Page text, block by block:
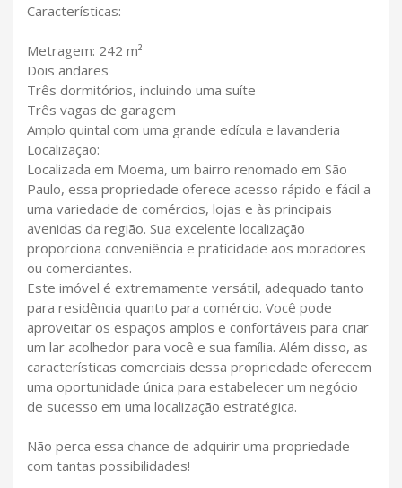
Características:
Metragem: 242 m²
Dois andares
Três dormitórios, incluindo uma suíte
Três vagas de garagem
Amplo quintal com uma grande edícula e lavanderia
Localização:
Localizada em Moema, um bairro renomado em São
Paulo, essa propriedade oferece acesso rápido e fácil a
uma variedade de comércios, lojas e às principais
avenidas da região. Sua excelente localização
proporciona conveniência e praticidade aos moradores
ou comerciantes.
Este imóvel é extremamente versátil, adequado tanto
para residência quanto para comércio. Você pode
aproveitar os espaços amplos e confortáveis para criar
um lar acolhedor para você e sua família. Além disso, as
características comerciais dessa propriedade oferecem
uma oportunidade única para estabelecer um negócio
de sucesso em uma localização estratégica.
Não perca essa chance de adquirir uma propriedade
com tantas possibilidades!